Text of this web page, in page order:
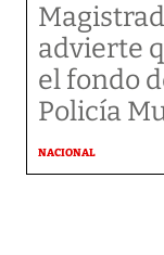
advierte
el fondo
Policía
NACIONAL